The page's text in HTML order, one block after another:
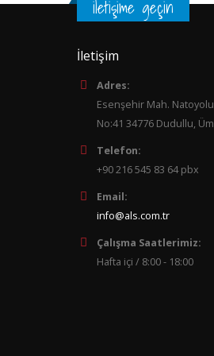
iletişime geçin
İletişim
Adres:
Esenşehir Mah. Natoyolu
No:41 34776 Dudullu,
Telefon:
+90 216 545 83 64 pbx
Email:
info@als.com.tr
Çalışma Saatlerimiz:
Hafta içi / 8:00 - 18:00